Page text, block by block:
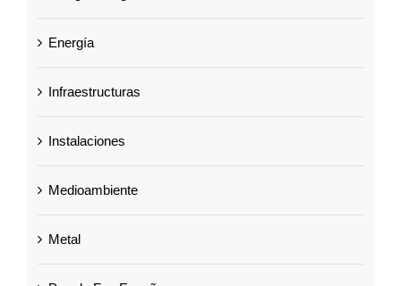
Energía
Infraestructuras
Instalaciones
Medioambiente
Metal